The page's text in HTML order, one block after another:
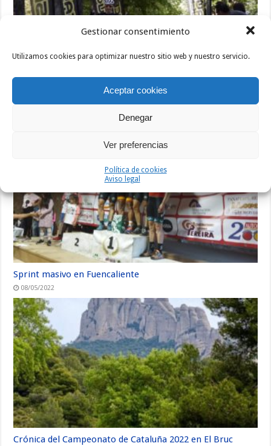
Gestionar consentimiento
Utilizamos cookies para optimizar nuestro sitio web y nuestro servicio.
Aceptar cookies
Denegar
Ver preferencias
Política de cookies
Aviso legal
Sprint masivo en Fuencaliente
08/05/2022
Crónica del Campeonato de Cataluña 2022 en El Bruc